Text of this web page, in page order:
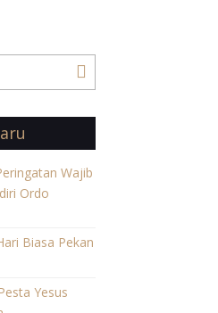
Wajib
Ordo
Biasa Pekan
Yesus